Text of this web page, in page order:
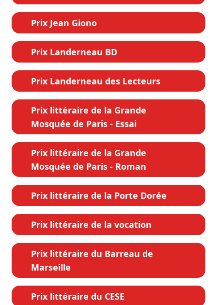
Prix Jean Giono
Prix Landerneau BD
Prix Landerneau des Lecteurs
Prix littéraire de la Grande
Mosquée de Paris - Essai
Prix littéraire de la Grande
Mosquée de Paris - Roman
Prix littéraire de la Porte Dorée
Prix littéraire de la vocation
Prix littéraire du Barreau de
Marseille
Prix littéraire du CESE